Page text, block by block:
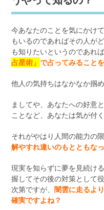
今あなたのことを気にかけ
もいるのであればその人が
も知りたいというのであれ
占星術」で占ってみること
他人の気持ちはなかなか掴め
ましてや、あなたへの好意
ことなど、あなたは気が付
それがやはり人間の能力の
解やすれ違いのもとともな
現実を知らずに夢を見続け
握してその後の対策として
次第ですが、闇雲に走るよ
確実ですよね？